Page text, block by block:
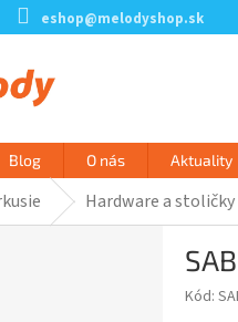
eshop@melodyshop.sk
Blog O nás Aktuality
Hardware a stoličky
Kód: